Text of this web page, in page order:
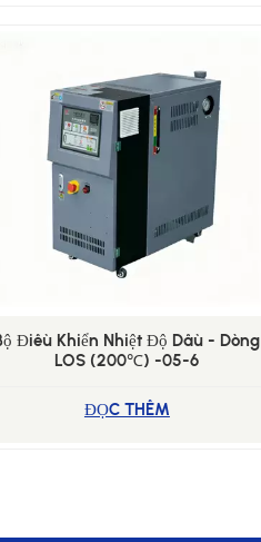
Điều Khiển Nhiệt Độ Dầu - Dòng
LOS (200℃) -05-6
ĐỌC THÊM